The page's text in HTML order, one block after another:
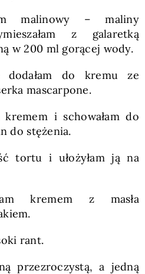
malinowy – maliny
z galaretką
w 200 ml gorącej wody.
dodałam do kremu ze
mascarpone.
kremem i schowałam do
do stężenia.
tortu i ułożyłam ją na
kremem z masła
rant.
przezroczystą, a jedną